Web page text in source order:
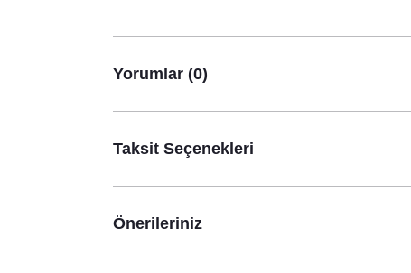
Yorumlar (0)
Taksit Seçenekleri
Önerileriniz